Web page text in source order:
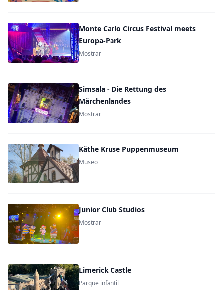
Monte Carlo Circus Festival meets
Europa-Park
Mostrar
Simsala - Die Rettung des
Märchenlandes
Mostrar
Käthe Kruse Puppenmuseum
Museo
Junior Club Studios
Mostrar
Limerick Castle
Parque infantil